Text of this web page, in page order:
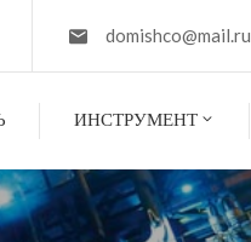
domishco@mail.ru
ИНСТРУМЕНТ